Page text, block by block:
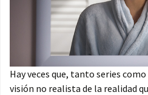
Hay veces que, tanto series
visión no realista de la realidad